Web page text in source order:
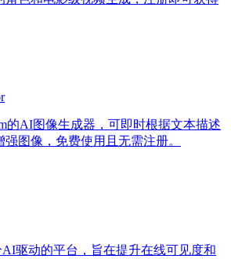
的AI图像生成器，可即时根据文本描述
图像，免费使用且无需注册。
AI驱动的平台，旨在提升在线可见度和